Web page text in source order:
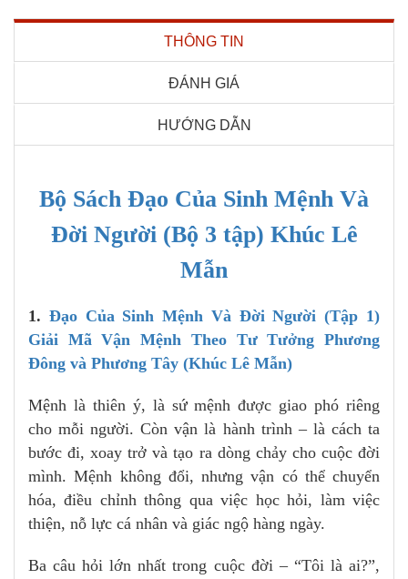
THÔNG TIN
ĐÁNH GIÁ
HƯỚNG DẪN
Bộ Sách Đạo Của Sinh Mệnh Và
Đời Người (Bộ 3 tập) Khúc Lê
Mẫn
1. Đạo Của Sinh Mệnh Và Đời Người (Tập 1)
Giải Mã Vận Mệnh Theo Tư Tưởng Phương
Đông và Phương Tây (Khúc Lê Mẫn)
Mệnh là thiên ý, là sứ mệnh được giao phó riêng
cho mỗi người. Còn vận là hành trình – là cách ta
bước đi, xoay trở và tạo ra dòng chảy cho cuộc đời
mình. Mệnh không đổi, nhưng vận có thể chuyển
hóa, điều chỉnh thông qua việc học hỏi, làm việc
thiện, nỗ lực cá nhân và giác ngộ hàng ngày.
Ba câu hỏi lớn nhất trong cuộc đời – “Tôi là ai?”,